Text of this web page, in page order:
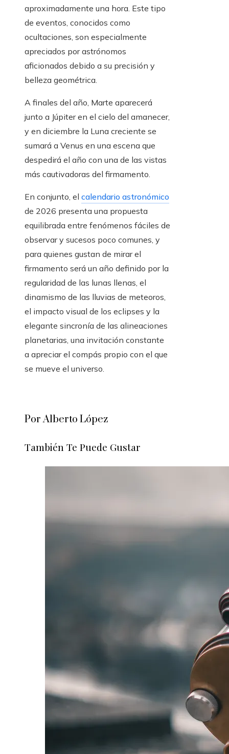
aproximadamente una hora. Este tipo
de eventos, conocidos como
ocultaciones, son especialmente
apreciados por astrónomos
aficionados debido a su precisión y
belleza geométrica.
A finales del año, Marte aparecerá
junto a Júpiter en el cielo del amanecer,
y en diciembre la Luna creciente se
sumará a Venus en una escena que
despedirá el año con una de las vistas
más cautivadoras del firmamento.
En conjunto, el calendario astronómico
de 2026 presenta una propuesta
equilibrada entre fenómenos fáciles de
observar y sucesos poco comunes, y
para quienes gustan de mirar el
firmamento será un año definido por la
regularidad de las lunas llenas, el
dinamismo de las lluvias de meteoros,
el impacto visual de los eclipses y la
elegante sincronía de las alineaciones
planetarias, una invitación constante
a apreciar el compás propio con el que
se mueve el universo.
Por Alberto López
También Te Puede Gustar